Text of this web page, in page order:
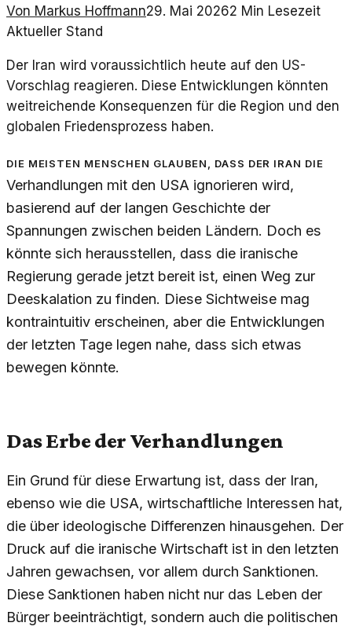
Von Markus Hoffmann29. Mai 20262 Min Lesezeit
Aktueller Stand
Der Iran wird voraussichtlich heute auf den US-
Vorschlag reagieren. Diese Entwicklungen könnten
weitreichende Konsequenzen für die Region und den
globalen Friedensprozess haben.
Die meisten Menschen glauben, dass der Iran die
Verhandlungen mit den USA ignorieren wird,
basierend auf der langen Geschichte der
Spannungen zwischen beiden Ländern. Doch es
könnte sich herausstellen, dass die iranische
Regierung gerade jetzt bereit ist, einen Weg zur
Deeskalation zu finden. Diese Sichtweise mag
kontraintuitiv erscheinen, aber die Entwicklungen
der letzten Tage legen nahe, dass sich etwas
bewegen könnte.
Das Erbe der Verhandlungen
Ein Grund für diese Erwartung ist, dass der Iran,
ebenso wie die USA, wirtschaftliche Interessen hat,
die über ideologische Differenzen hinausgehen. Der
Druck auf die iranische Wirtschaft ist in den letzten
Jahren gewachsen, vor allem durch Sanktionen.
Diese Sanktionen haben nicht nur das Leben der
Bürger beeinträchtigt, sondern auch die politischen